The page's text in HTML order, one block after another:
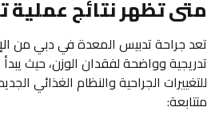
متى تظهر نتائج
تعد جراحة تدبيس المعدة في دبي من
تدريجية وواضحة لفقدان الوزن، حيث
للتغييرات الجراحية والنظام الغذائي
متتابعة: